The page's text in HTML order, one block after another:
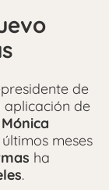
de
aplicación de
meses
ha
.